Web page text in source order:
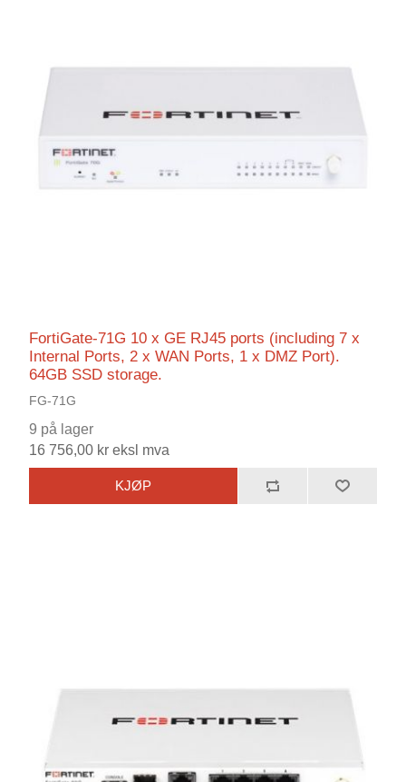
FortiGate-71G 10 x GE RJ45 ports (including 7 x
Internal Ports, 2 x WAN Ports, 1 x DMZ Port).
64GB SSD storage.
FG-71G
9 på lager
16 756,00 kr eksl mva
KJØP